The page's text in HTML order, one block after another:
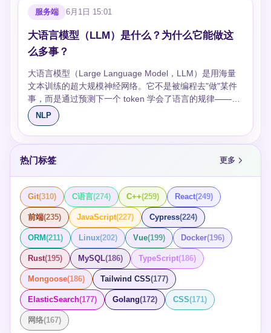
力一步到位：每个位置直接和所有位置交互，不需要逐步
——注意力的 QK^T 计算就是大矩阵乘法，GPU 跑起来
飞快。 代价是 O(n²) 的计算和内存复杂度——序列长度翻
token，直到 FlashAttention 等优化技术出现才突破了长
序列的瓶颈。 ## 实际影响 注意力机制不只是
Transformer 的一个组件，它改变了整个 NLP 的范式。
RNN 时代，模型架构是瓶颈；注意力时代，瓶颈变成了数
据和算力。从 BERT 到 GPT-4，底层都是注意力机制，差
ROUGE）只是参考，必须做线上 A/B 测试。离线 F1 从
85 提到 87，线上可能完全没差别——因为测试集和真实
分布不一样。 ## 服务化部署 **API 封装**：FastAPI 是最
简单的选择，异步、自动生成文档、类型检查。模型推理
快 3-10 倍。 **批处理 vs 实时**：搜索引擎这种场景可以
批处理（离线算好存索引），客服对话必须实时推理（用
户等不了）。实时推理要控制延迟——P99 低于 200ms
是基本要求。 **模型版本管理**：线上同时跑多个版本，
本的业务指标，别靠感觉。 ## 监控和迭代 上线才是开
始。监控三件事：输入分布变化（用户开始说之前没见过
的话术）、模型置信度下降（突然大面积低置信度说明有
的样本 → 人工标注 → 补充训练集 → 重新训练。好的
NLP 系统不是一次训好的，是持续迭代出来的。每个版本
的数据、模型、效果都要能追溯，这样出了问题才能定位
原因。
序列的标签联合概率，避免"I-ORG"跟在"O"后面这种非法
序列。CRF 的关键是特征工程——词性、前后缀、词典匹
配、上下文窗口，特征设计得好效果就好。缺点是太依赖
人工设计特征。 **BiLSTM-CRF**：深度学习 NER 的经典
架构。BiLSTM 自动学特征（不需要手工设计），CRF 层
保证标签合法性。为什么需要 CRF？因为纯 BiLSTM 每
个位置独立预测，可能出现"B-PER"后面跟"I-LOC"这种非
法序列，CRF 通过学习转移矩阵约束标签之间的关系。
**BERT-CRF**：用预训练的 BERT 替换 BiLSTM 作为编
调出好效果。在 CoNLL-2003 英文 NER 数据集上，
BERT-CRF 的 F1 超过 92%，比 BiLSTM-CRF 高 3-5 个
需要训练数据。在通用实体上效果不错，但在专业领域
（医疗、法律）和细粒度实体类型上还是微调模型更可
靠。实际项目中，LLM 做 NER 的成本也比小模型高 10-
100 倍。 ## NER 的核心评估指标 用精确率
（Precision）、召回率（Recall）和 F1 值评估。NER
的"匹配"要求边界和类型都正确——"北京大学"标成 ORG
算对，标成 LOC 算错，只识别出"北京"也算错（边界不
对）。实际项目中，精确率和召回率的取舍取决于业务：
搜索引擎更重召回（别漏），法律合规更重精确（别标
错）。 ## 中文 NER 的特殊挑战 中文没有天然分词边
界，"北京大学"可以是三个字也可以是一个实体。字级别
正则去 URL（`re.sub(r"http\S+", "", text)`），没什么技术
文）、统一编码（UTF-8）、繁简转换（中文）。注意英
文小写化会丢失一些信息——"US" 变成 "us" 就不是国家
了。如果做 NER，这一步要慎重。 **3. 分词**：把句子切
成词或子词。英文按空格切就行（粗略说），中文必须用
分词工具（jieba、pkuseg）。但更现代的做法是用子词分
词（BPE、WordPiece），BERT 和 GPT 都用这种方式
——它解决了 OOV（词表外词）问题，"unhappiness" 会
被拆成 "un" + "happi" + "ness"。 **4. 去停用词**：移
除"的""了""is""the"这些高频但无实际含义的词。在搜索和
分类任务中有用，但在情感分析中要小心——"not" 可能被
去掉，语义就反了。LLM 时代这步基本不需要了，大模型
running → run，better → good。英文常用，中文不需
要。NLTK 的 `WordNetLemmatizer` 做词形还原，
PorterStemmer 做词干提取。词形还原更准确但更慢，词
干提取更快但可能产出非词（如 "university" →
"univers"）。 **6. 序列填充/截断**：神经网络需要固定长
度的输入，长的截断，短的补 padding。BERT 最大 512
token，GPT-4 可以到 128K，但填充和截断的思路一样。
## LLM 时代，哪些预处理还需要？ 分词（tokenizer）仍
然需要，但已经是模型自带的了——你不需要自己 jieba
分词再喂给 BERT，直接用模型的 tokenizer 就行。 清洗
噪声仍然需要——LLM 也不是什么垃圾都能消化，HTML
标签和乱码照样影响效果。 去停用词、词形还原、词干提
服务端 6月1日 15:01
大语言模型（LLM）是什么？为什么它能做这
么多事？
大语言模型（Large Language Model，LLM）是用海量
文本训练的超大规模神经网络。它不是被编程去"做"某件
事，而是通过预测下一个 token 学会了语言的规律——结
果出乎意料地，这种能力泛化到了推理、翻译、写代码、
做总结等各种任务上。 ## LLM 和传统 NLP 模型有什么
本质区别 传统 NLP 是"一个模型做一件事"——分类模型
打破了这个限制：同一个模型，通过不同的提示词
（prompt），就能完成几十种任务。这种能力叫**涌现能
力**——模型小的时候没有，参数过了某个阈值突然就出
现了。 关键在于规模效应。GPT-3 有 1750 亿参数，训练
数据覆盖了互联网上几乎所有的公开文本。当你给它一个
prompt，它不是在"查表"找答案，而是在学到的语言分布
上做推理。这么说不太精确，但你可以理解为：它把训练
数据里的模式压缩成了参数，然后根据 prompt 激活相关
的模式来生成回答。 ## 核心技术：从 Transformer 到
RLHF LLM 的底层架构是 Transformer，2017 年 Google
在《Attention is All You Need》里提出。Transformer 的
自注意力机制让模型能同时看到输入序列的所有位置，不
需要像 RNN 那样逐步递归，训练时可以完全并行。 但光
有 Transformer 不够。从原始模型到好用的 ChatGPT，
NLP
热门标签 更多
Git(310) C语言(274) C++(259) React(249)
前端(235) JavaScript(227) Cypress(224)
ORM(211) Linux(202) Vue(199) Docker(196)
Rust(195) MySQL(186) TypeScript(186)
Mongoose(186) Tailwind CSS(177)
ElasticSearch(177) Golang(172) CSS(171)
网络(167)